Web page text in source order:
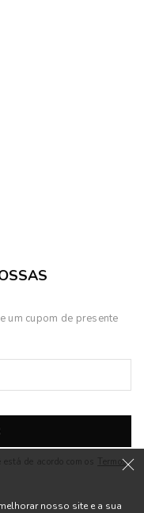
um cupom de presente
de acordo com os
Termos
nosso site e a sua